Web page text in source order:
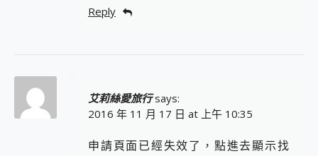
Reply
艾莉絲愛旅行 says:
2016 年 11 月 17 日 at 上午 10:35
申請頁面已經失效了，點進去顯示找